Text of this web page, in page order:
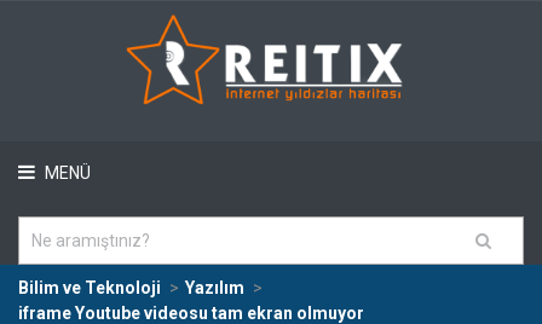
MENÜ
Bilim ve Teknoloji
Yazılım
iframe Youtube videosu tam ekran olmuyor